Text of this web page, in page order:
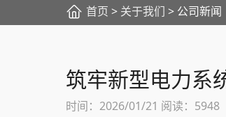
首页 > 关于我们 > 公司新闻
筑牢新型电力系
时间：2026/01/21 阅读：5948